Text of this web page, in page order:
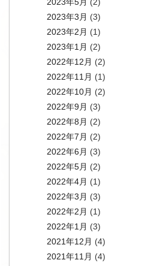
2023年3月 (3)
2023年2月 (1)
2023年1月 (2)
2022年12月 (2)
2022年11月 (1)
2022年10月 (2)
2022年9月 (3)
2022年8月 (2)
2022年7月 (2)
2022年6月 (3)
2022年5月 (2)
2022年4月 (1)
2022年3月 (3)
2022年2月 (1)
2022年1月 (3)
2021年12月 (4)
2021年11月 (4)